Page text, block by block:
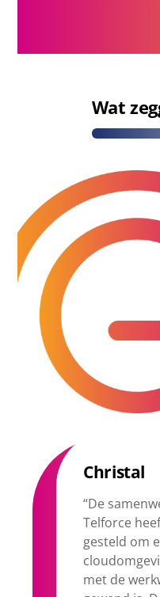
Wat
Christal
“De
Telforce
gesteld om
met de